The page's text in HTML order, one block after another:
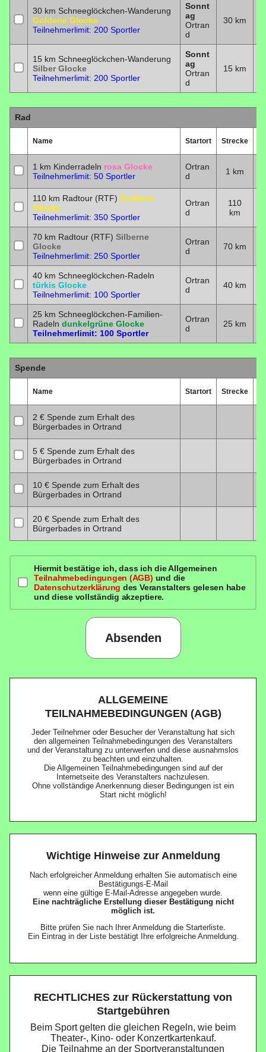
30 km Schneeglöckchen-Wanderung
Goldene Glocke
Teilnehmerlimit: 200 Sportler
Sonnt
ag
Ortran
d
30 km
15 km Schneeglöckchen-Wanderung
Silber Glocke
Teilnehmerlimit: 200 Sportler
Sonnt
ag
Ortran
d
15 km
Rad
Name Startort Strecke
1 km Kinderradeln rosa Glocke
Teilnehmerlimit: 50 Sportler
Ortran
d
1 km
110 km Radtour (RTF) Goldene
Glocke
Teilnehmerlimit: 350 Sportler
Ortran
d
110
km
70 km Radtour (RTF) Silberne
Glocke
Teilnehmerlimit: 250 Sportler
Ortran
d
70 km
40 km Schneeglöckchen-Radeln
türkis Glocke
Teilnehmerlimit: 100 Sportler
Ortran
d
40 km
25 km Schneeglöckchen-Familien-
Radeln dunkelgrüne Glocke
Teilnehmerlimit: 100 Sportler
Ortran
d
25 km
Spende
Name Startort Strecke
2 € Spende zum Erhalt des
Bürgerbades in Ortrand
5 € Spende zum Erhalt des
Bürgerbades in Ortrand
10 € Spende zum Erhalt des
Bürgerbades in Ortrand
20 € Spende zum Erhalt des
Bürgerbades in Ortrand
Hiermit bestätige ich, dass ich die Allgemeinen
Teilnahmebedingungen (AGB) und die
Datenschutzerklärung des Veranstalters gelesen habe
und diese vollständig akzeptiere.
Absenden
ALLGEMEINE
TEILNAHMEBEDINGUNGEN (AGB)
Jeder Teilnehmer oder Besucher der Veranstaltung hat sich
den allgemeinen Teilnahmebedingungen des Veranstalters
und der Veranstaltung zu unterwerfen und diese ausnahmslos
zu beachten und einzuhalten.
Die Allgemeinen Teilnahmebedingungen sind auf der
Internetseite des Veranstalters nachzulesen.
Ohne vollständige Anerkennung dieser Bedingungen ist ein
Start nicht möglich!
Wichtige Hinweise zur Anmeldung
Nach erfolgreicher Anmeldung erhalten Sie automatisch eine
Bestätigungs-E-Mail
wenn eine gültige E-Mail-Adresse angegeben wurde.
Eine nachträgliche Erstellung dieser Bestätigung nicht
möglich ist.
Bitte prüfen Sie nach Ihrer Anmeldung die Starterliste.
Ein Eintrag in der Liste bestätigt Ihre erfolgreiche Anmeldung.
RECHTLICHES zur Rückerstattung von
Startgebühren
Beim Sport gelten die gleichen Regeln, wie beim
Theater-, Kino- oder Konzertkartenkauf.
Die Teilnahme an der Sportveranstaltungen